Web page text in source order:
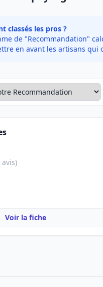
classés les pros ?
de "Recommandation"
en avant les artisans
avis)
Voir la fiche